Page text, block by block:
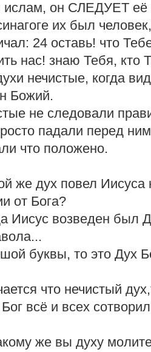
ислам, он СЛЕДУЕТ
их был
24 оставь! что
нас! знаю Тебя,
нечистые, когда
Божий.
не следовали
падали перед
что положено.
же дух повел Иисуса
от Бога?
Иисус возведен был
буквы, то это Дух
что нечистый
всё и всех
же вы духу